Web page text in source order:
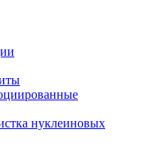
нуклеиновых